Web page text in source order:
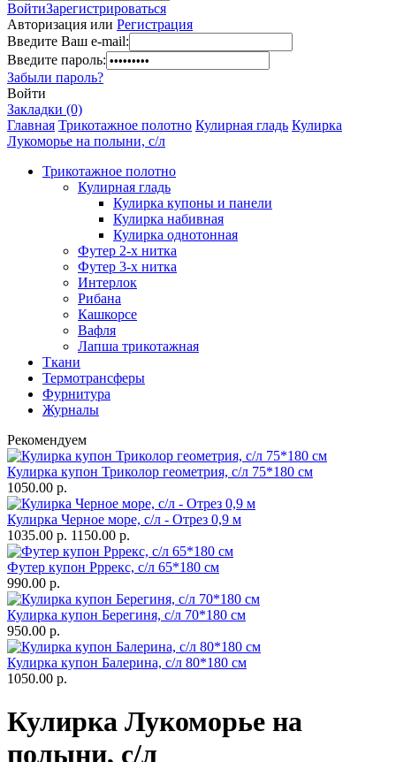
ВойтиЗарегистрироваться
Авторизация или Регистрация
Введите Ваш e-mail:
Введите пароль:
Забыли пароль?
Войти
Закладки (0)
Главная Трикотажное полотно Кулирная гладь Кулирка
Лукоморье на полыни, с/л
Трикотажное полотно
Кулирная гладь
Кулирка купоны и панели
Кулирка набивная
Кулирка однотонная
Футер 2-х нитка
Футер 3-х нитка
Интерлок
Рибана
Кашкорсе
Вафля
Лапша трикотажная
Ткани
Термотрансферы
Фурнитура
Журналы
Рекомендуем
Кулирка купон Триколор геометрия, с/л 75*180 см
1050.00 р.
Кулирка Черное море, с/л - Отрез 0,9 м
1035.00 р. 1150.00 р.
Футер купон Рррекс, с/л 65*180 см
990.00 р.
Кулирка купон Берегиня, с/л 70*180 см
950.00 р.
Кулирка купон Балерина, с/л 80*180 см
1050.00 р.
Кулирка Лукоморье на
полыни, с/л